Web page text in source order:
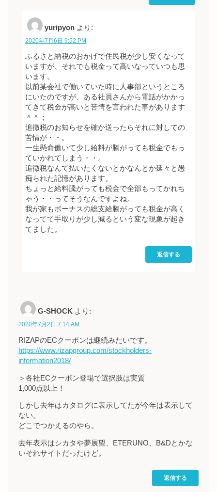
yuripyon より:
2020年7月6日 9:52 PM
ふるさと納税のおかげで住民税が少し安くなって
いますが、それでも税金って高いなっていつも思
います。
以前某会社で働いていた時に人事部というところ
にいたのですが、ある社員さんから電話がかかっ
てきて税金が高いと苦情を言われた事があります
＾＾；
追徴税のお知らせを確か送ったらそれに対しての
苦情が・・。
一生懸命働いて少し給料が騰がっても税金でもっ
ていかれてしまう・・。
追徴税なんて払いたくないとかなんとか延々と愚
痴られた記憶があります。
ちょっと給料騰がっても税金で全部もってかれち
ゃう・・ってそうなんですよね。
我が家もボーナスの総支給騰がっても税金が高く
なってて手取りが少し減るという変な現象が起き
てました。
返信する
G-SHOCK より:
2020年7月2日 7:14 AM
RIZAPのECクーポンは継続みたいです。
https://www.rizapgroup.com/stockholders-
information2018/
＞各社ECクーポン登場で選択肢は実質
1,000点以上！
しかし去年はカタログに表示してたが今年は表示して
ない。
どこでつかえるのやら。
去年表示はシカタや夢展望、ETERUNO、B&Dとかな
いそれサイトだったけど。
返信する